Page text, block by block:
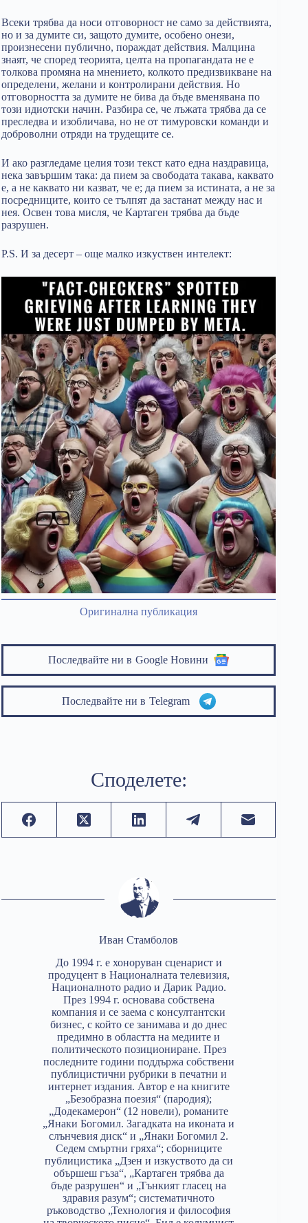
Всеки трябва да носи отговорност не само за действията,
но и за думите си, защото думите, особено онези,
произнесени публично, пораждат действия. Малцина
знаят, че според теорията, целта на пропагандата не е
толкова промяна на мнението, колкото предизвикване на
определени, желани и контролирани действия. Но
отговорността за думите не бива да бъде вменявана по
този идиотски начин. Разбира се, че лъжата трябва да се
преследва и изобличава, но не от тимуровски команди и
доброволни отряди на трудещите се.
И ако разгледаме целия този текст като една наздравица,
нека завършим така: да пием за свободата такава, каквато
е, а не каквато ни казват, че е; да пием за истината, а не за
посредниците, които се тълпят да застанат между нас и
нея. Освен това мисля, че Картаген трябва да бъде
разрушен.
P.S. И за десерт – още малко изкуствен интелект:
Оригинална публикация
Последвайте ни в Google Новини
Последвайте ни в Telegram
Споделете:
Иван Стамболов
До 1994 г. е хоноруван сценарист и
продуцент в Националната телевизия,
Националното радио и Дарик Радио.
През 1994 г. основава собствена
компания и се заема с консултантски
бизнес, с който се занимава и до днес
предимно в областта на медиите и
политическото позициониране. През
последните години поддържа собствени
публицистични рубрики в печатни и
интернет издания. Автор е на книгите
„Безобразна поезия“ (пародия);
„Додекамерон“ (12 новели), романите
„Янаки Богомил. Загадката на иконата и
слънчевия диск“ и „Янаки Богомил 2.
Седем смъртни гряха“; сборниците
публицистика „Дзен и изкуството да си
обършеш гъза“, „Картаген трябва да
бъде разрушен“ и „Тънкият гласец на
здравия разум“; систематичното
ръководство „Технология и философия